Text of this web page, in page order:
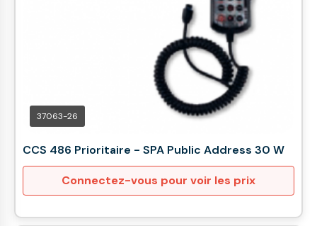
37063-26
CCS 486 Prioritaire - SPA Public Address 30 W
Connectez-vous pour voir les prix